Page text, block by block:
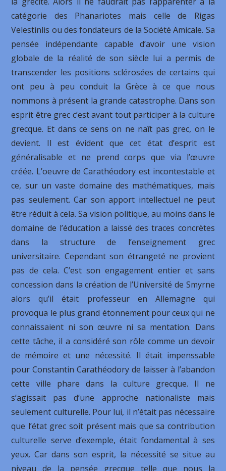
catégorie des Phanariotes mais celle de Rigas
Velestinlis ou des fondateurs de la Société Amicale. Sa
pensée indépendante capable d’avoir une vision
globale de la réalité de son siècle lui a permis de
transcender les positions sclérosées de certains qui
ont peu à peu conduit la Grèce à ce que nous
nommons à présent la grande catastrophe. Dans son
esprit être grec c’est avant tout participer à la culture
grecque. Et dans ce sens on ne naît pas grec, on le
devient. Il est évident que cet état d’esprit est
généralisable et ne prend corps que via l’œuvre
créée. L’oeuvre de Carathéodory est incontestable et
ce, sur un vaste domaine des mathématiques, mais
pas seulement. Car son apport intellectuel ne peut
être réduit à cela. Sa vision politique, au moins dans le
domaine de l’éducation a laissé des traces concrètes
dans la structure de l’enseignement grec
universitaire. Cependant son étrangeté ne provient
pas de cela. C’est son engagement entier et sans
concession dans la création de l’Université de Smyrne
alors qu’il était professeur en Allemagne qui
provoqua le plus grand étonnement pour ceux qui ne
connaissaient ni son œuvre ni sa mentation. Dans
cette tâche, il a considéré son rôle comme un devoir
de mémoire et une nécessité. Il était impenssable
pour Constantin Carathéodory de laisser à l’abandon
cette ville phare dans la culture grecque. Il ne
s’agissait pas d’une approche nationaliste mais
seulement culturelle. Pour lui, il n’était pas nécessaire
que l’état grec soit présent mais que sa contribution
culturelle serve d’exemple, était fondamental à ses
yeux. Car dans son esprit, la nécessité se situe au
niveau de la pensée grecque telle que nous la